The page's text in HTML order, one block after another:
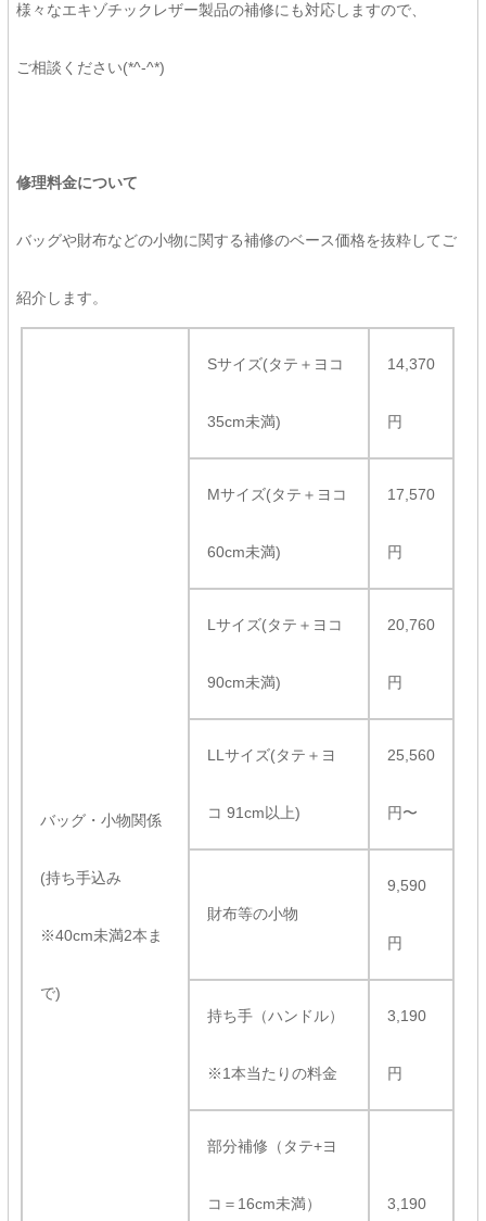
様々なエキゾチックレザー製品の補修にも対応しますので、
ご相談ください(*^-^*)
修理料金について
バッグや財布などの小物に関する補修のベース価格を抜粋してご
紹介します。
バッグ・小物関係
(持ち手込み
※40cm未満2本ま
で)
Sサイズ(タテ＋ヨコ
35cm未満)
14,370
円
Mサイズ(タテ＋ヨコ
60cm未満)
17,570
円
Lサイズ(タテ＋ヨコ
90cm未満)
20,760
円
LLサイズ(タテ＋ヨ
コ 91cm以上)
25,560
円〜
財布等の小物
9,590
円
持ち手（ハンドル）
※1本当たりの料金
3,190
円
部分補修（タテ+ヨ
コ＝16cm未満） 3,190